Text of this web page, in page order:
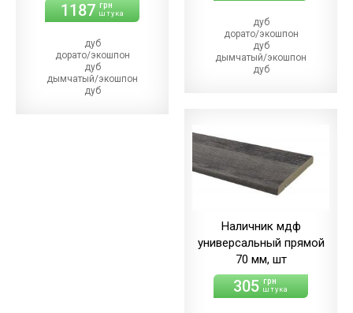
1187 грн
штука
дуб
дорато/экошпон
дуб
дымчатый/экошпон
дуб
дуб
дорато/экошпон
дуб
дымчатый/экошпон
дуб
мерсо/ПВХ
(+21.00 грн)
дуб
светлый/экошпон
дуб
Наличник мдф
универсальный прямой
70 мм, шт
305 грн
штука